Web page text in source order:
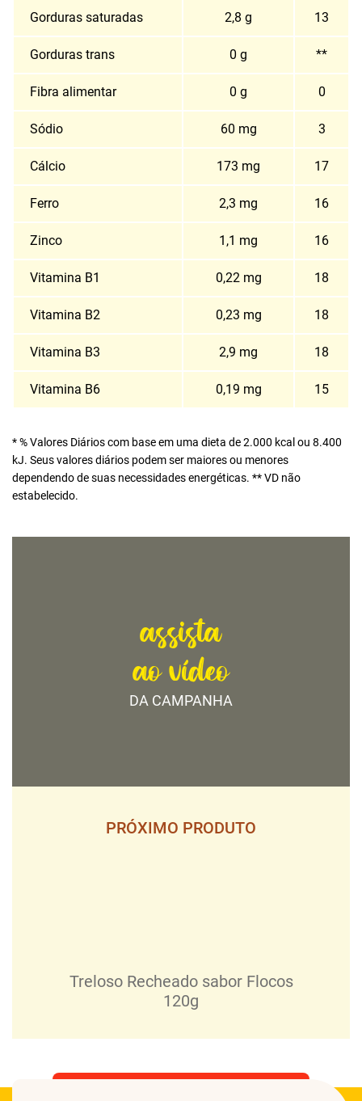
Gorduras saturadas 2,8 g 13
Gorduras trans 0 g **
Fibra alimentar 0 g 0
Sódio 60 mg 3
Cálcio 173 mg 17
Ferro 2,3 mg 16
Zinco 1,1 mg 16
Vitamina B1 0,22 mg 18
Vitamina B2 0,23 mg 18
Vitamina B3 2,9 mg 18
Vitamina B6 0,19 mg 15
* % Valores Diários com base em uma dieta de 2.000 kcal ou 8.400
kJ. Seus valores diários podem ser maiores ou menores
dependendo de suas necessidades energéticas. ** VD não
estabelecido.
assista
ao vídeo
DA CAMPANHA
PRÓXIMO PRODUTO
Treloso Recheado sabor Flocos
120g